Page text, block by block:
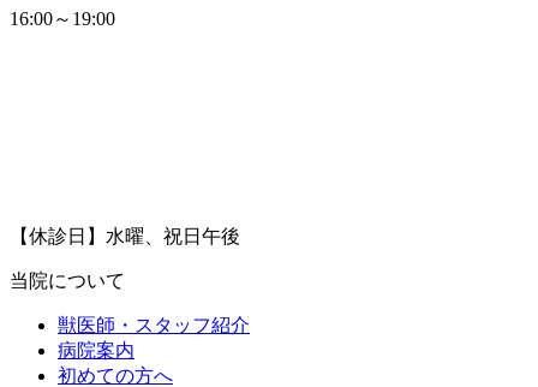
16:00～19:00
【休診日】水曜、祝日午後
当院について
獣医師・スタッフ紹介
病院案内
初めての方へ